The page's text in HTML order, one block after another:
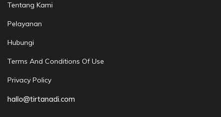
Tentang Kami
Pelayanan
Hubungi
Terms And Conditions Of Use
Privacy Policy
hallo@tirtanadi.com